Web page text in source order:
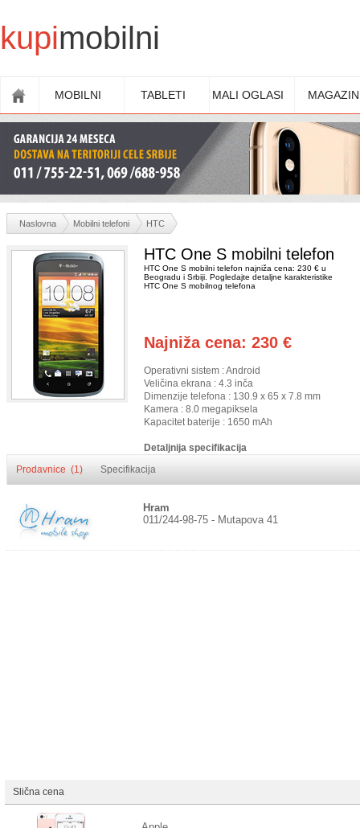
kupimobilni
MOBILNI TABLETI MALI OGLASI MAGAZIN
Naslovna Mobilni telefoni HTC
HTC One S mobilni telefon
HTC One S mobilni telefon najniža cena: 230 € u
Beogradu i Srbiji. Pogledajte detaljne karakteristike
HTC One S mobilnog telefona
Najniža cena: 230 €
Operativni sistem : Android
Veličina ekrana : 4.3 inča
Dimenzije telefona : 130.9 x 65 x 7.8 mm
Kamera : 8.0 megapiksela
Kapacitet baterije : 1650 mAh
Detaljnija specifikacija
Prodavnice (1)
Specifikacija
Hram
011/244-98-75 - Mutapova 41
Slična cena